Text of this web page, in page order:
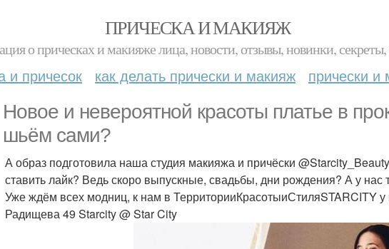
ПРИЧЕСКА И МАКИЯЖ
о прическах и макияже лица, новости, отзывы, новинки,
и причесок как делать прически и макияж прически
Новое и невероятной красоты платье в
шьём сами?
А образ подготовила наша студия макияжа и причёски
ставить лайк? Ведь скоро выпускные, свадьбы, дни рождения? А у нас
Уже ждём всех модниц, к нам в ТерриторииКрасотыиСтиляSTARCITY
Радищева 49 Starcity @ Star City